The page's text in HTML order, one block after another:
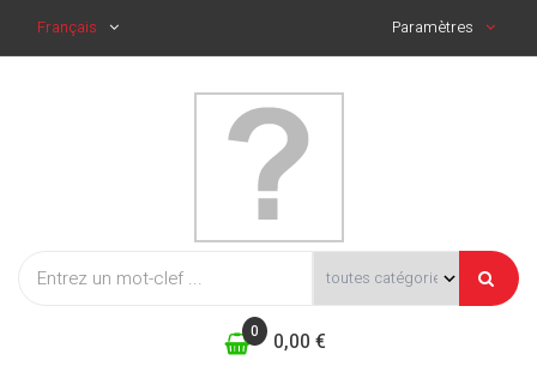
Français Paramètres
0,00 €
0